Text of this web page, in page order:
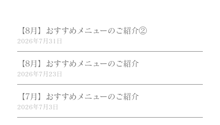
【8月】おすすめメニューのご紹介②
2026年7月31日
【8月】おすすめメニューのご紹介
2026年7月23日
【7月】おすすめメニューのご紹介
2026年7月3日